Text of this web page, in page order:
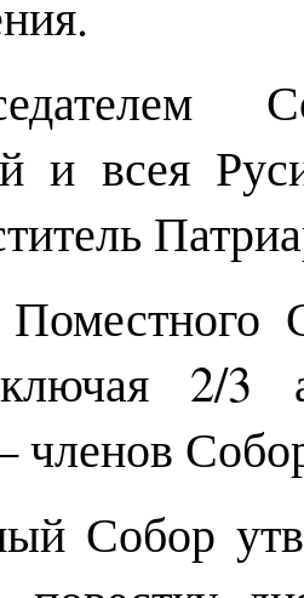
и всея
2/3
членов
Собор